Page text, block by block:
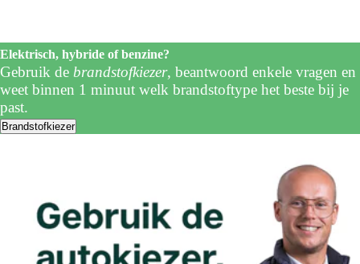
Elektrisch, hybride of benzine?
Gebruik de brandstofkiezer, beantwoord enkele vragen en
weet binnen 1 minuut welk brandstoftype het beste bij je
past.
Brandstofkiezer